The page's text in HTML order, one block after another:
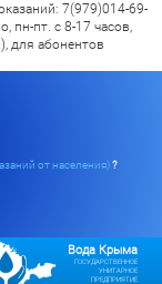
7(979)014-69-
пн-пт. с 8-17 часов,
для абонентов
от населения)?
Вода Крыма
ГОСУДАРСТВЕННОЕ
УНИТАРНОЕ
ПРЕДПРИЯТИЕ